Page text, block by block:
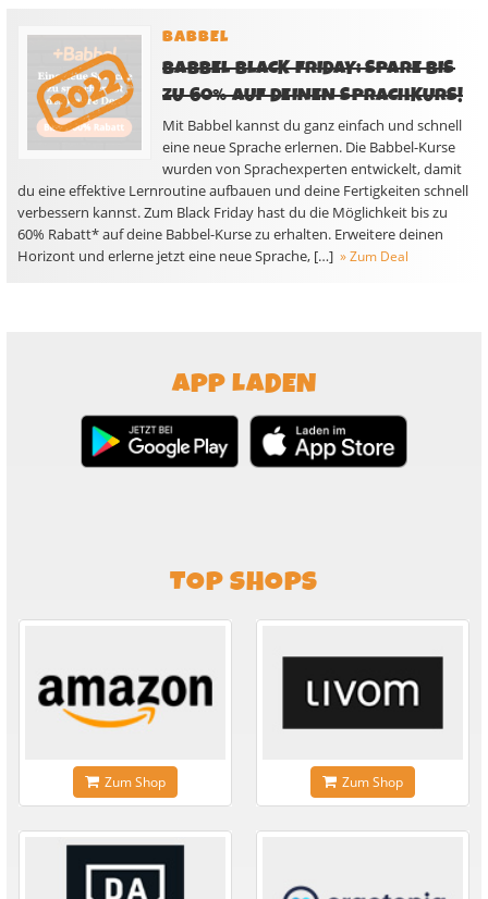
BABBEL
BABBEL BLACK FRIDAY: SPARE BIS
ZU 60% AUF DEINEN SPRACHKURS!
Mit Babbel kannst du ganz einfach und schnell
eine neue Sprache erlernen. Die Babbel-Kurse
wurden von Sprachexperten entwickelt, damit
du eine effektive Lernroutine aufbauen und deine Fertigkeiten schnell
verbessern kannst. Zum Black Friday hast du die Möglichkeit bis zu
60% Rabatt* auf deine Babbel-Kurse zu erhalten. Erweitere deinen
Horizont und erlerne jetzt eine neue Sprache, […] » Zum Deal
APP LADEN
TOP SHOPS
Zum Shop Zum Shop